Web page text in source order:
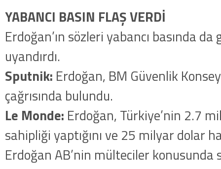
YABANCI BASIN FLAŞ VERDİ
Erdoğan’ın sözleri yabancı basında da
uyandırdı.
Sputnik: Erdoğan, BM Güvenlik
çağrısında bulundu.
Le Monde: Erdoğan, Türkiye’nin 2.7
sahipliği yaptığını ve 25 milyar dolar
Erdoğan AB’nin mülteciler konusunda